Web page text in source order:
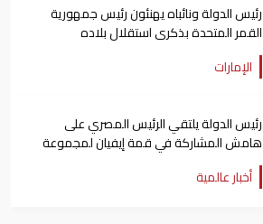
رئيس الدولة ونائباه يهنئون رئيس جمهورية
القمر المتحدة بذكرى استقلال بلاده
الإمارات
رئيس الدولة يلتقي الرئيس المصري على
هامش المشاركة في قمة إيفيان لمجموعة
السبع
أخبار عالمية